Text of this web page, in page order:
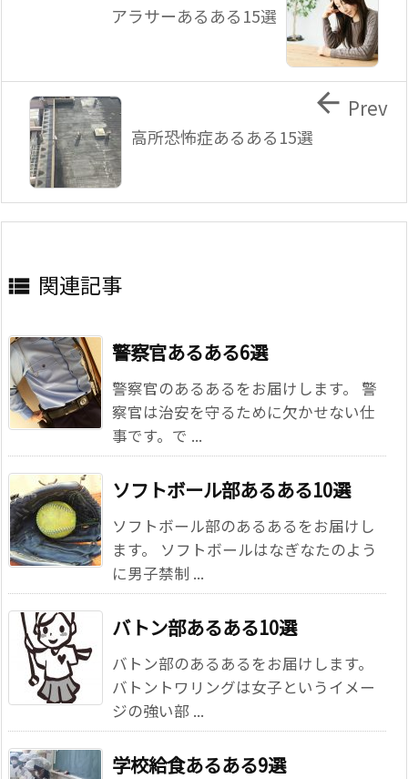
アラサーあるある15選
高所恐怖症あるある15選
 Prev
 関連記事
警察官あるある6選
警察官のあるあるをお届けします。 警
察官は治安を守るために欠かせない仕
事です。で ...
ソフトボール部あるある10選
ソフトボール部のあるあるをお届けし
ます。 ソフトボールはなぎなたのよう
に男子禁制 ...
バトン部あるある10選
バトン部のあるあるをお届けします。
バトントワリングは女子というイメー
ジの強い部 ...
学校給食あるある9選